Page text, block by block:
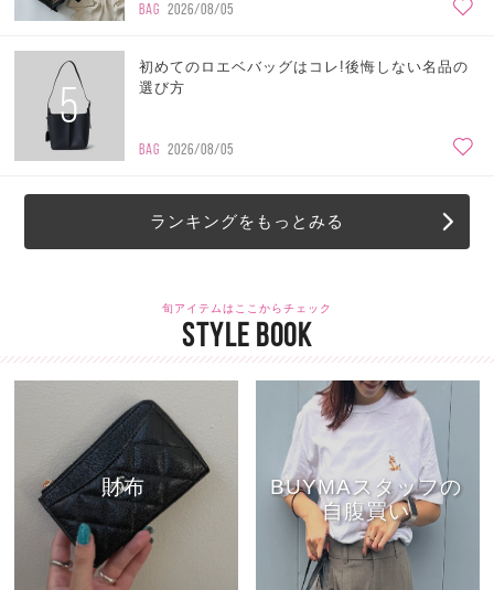
BAG 2026/08/05
5
初めてのロエベバッグはコレ!後悔しない名品の
選び方
BAG 2026/08/05
ランキングをもっとみる
旬アイテムはここからチェック
STYLE BOOK
財布
BUYMAスタッフの
自腹買い